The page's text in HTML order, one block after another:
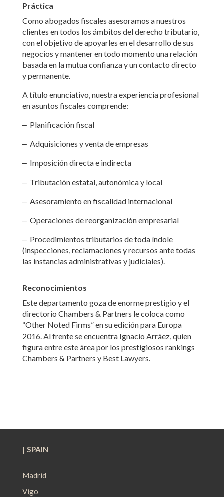
Práctica
Como abogados fiscales asesoramos a nuestros
clientes en todos los ámbitos del derecho tributario,
con el objetivo de apoyarles en el desarrollo de sus
negocios y mantener en todo momento una relación
basada en la mutua confianza y un contacto directo
y permanente.
A título enunciativo, nuestra experiencia profesional
en asuntos fiscales comprende:
‒ Planificación fiscal
‒ Adquisiciones y venta de empresas
‒ Imposición directa e indirecta
‒ Tributación estatal, autonómica y local
‒ Asesoramiento en fiscalidad internacional
‒ Operaciones de reorganización empresarial
‒ Procedimientos tributarios de toda índole
(inspecciones, reclamaciones y recursos ante todas
las instancias administrativas y judiciales).
Reconocimientos
Este departamento goza de enorme prestigio y el
directorio Chambers & Partners le coloca como
“Other Noted Firms” en su edición para Europa
2016. Al frente se encuentra Ignacio Arráez, quien
figura entre este área por los prestigiosos rankings
Chambers & Partners y Best Lawyers.
| SPAIN
Madrid
Vigo